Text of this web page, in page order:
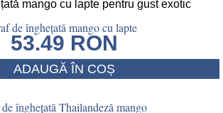
de înghețată mango cu lapte
53.49 RON
ADAUGĂ ÎN COȘ
înghețată Thailandeză mango